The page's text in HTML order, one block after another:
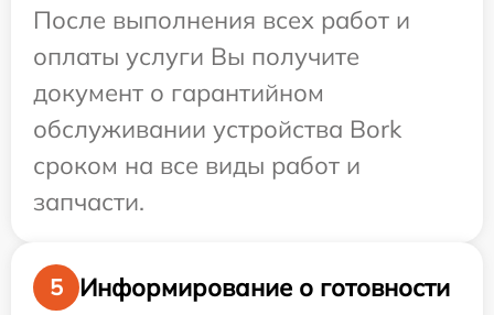
После выполнения всех работ и
оплаты услуги Вы получите
документ о гарантийном
обслуживании устройства Bork
сроком на все виды работ и
запчасти.
5
Информирование о готовности